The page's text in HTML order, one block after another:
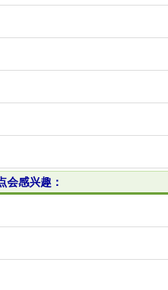
会感兴趣：